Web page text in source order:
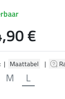
| Maattabel |
M L
€